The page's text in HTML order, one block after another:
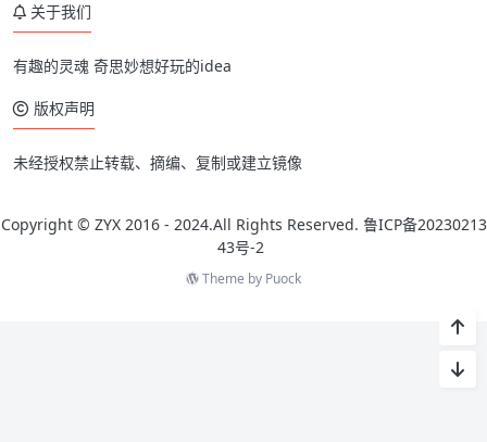
关于我们
有趣的灵魂 奇思妙想好玩的idea
版权声明
未经授权禁止转载、摘编、复制或建立镜像
Copyright © ZYX 2016 - 2024.All Rights Reserved. 鲁ICP备20230213
43号-2
Theme by Puock